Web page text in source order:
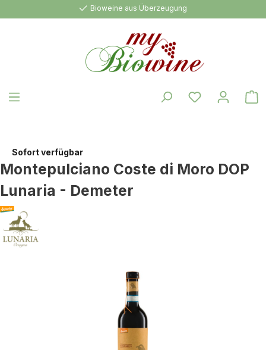
Bioweine aus Überzeugung
Sofort verfügbar
Montepulciano Coste di Moro DOP
Lunaria - Demeter